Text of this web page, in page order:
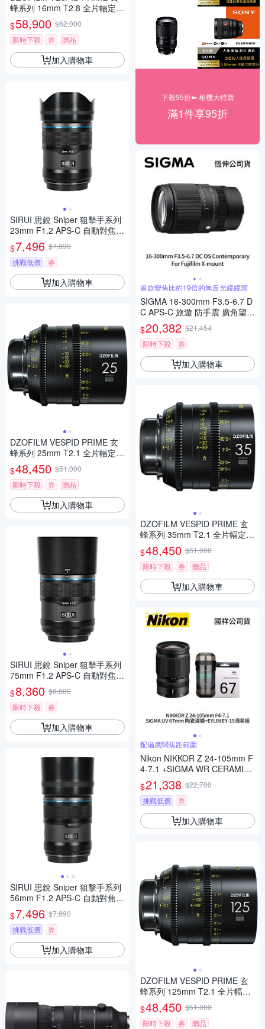
蜂系列 16mm T2.8 全片幅定焦
專業電影鏡頭 PL-MOUNT
$58,900 $62,000
限時下殺
券 贈品
加入購物車
SIRUI 思銳 Sniper 狙擊手系列
23mm F1.2 APS-C 自動對焦鏡
頭 佛提普拉斯公司貨兩年保固
$7,496 $7,890
挑戰低價
券
加入購物車
DZOFILM VESPID PRIME 玄
蜂系列 25mm T2.1 全片幅定焦
專業電影鏡頭 PL-MOUNT
$48,450 $51,000
限時下殺
券 贈品
加入購物車
SIRUI 思銳 Sniper 狙擊手系列
75mm F1.2 APS-C 自動對焦鏡
頭 佛提普拉斯公司貨兩年保固
$8,360 $8,800
限時下殺
券
加入購物車
SIRUI 思銳 Sniper 狙擊手系列
56mm F1.2 APS-C 自動對焦鏡
頭 佛提普拉斯公司貨兩年保固
$7,496 $7,890
挑戰低價
券
加入購物車
下殺95折⬅︎ 相機大特賣
滿1件享95折
首款變焦比約19倍的無反光鏡鏡頭
SIGMA 16-300mm F3.5-6.7 D
C APS-C 旅遊 防手震 廣角望遠
鏡頭 For Fujifilm X-mount (公
司貨)
$20,382 $21,454
限時下殺
券
加入購物車
DZOFILM VESPID PRIME 玄
蜂系列 35mm T2.1 全片幅定焦
專業電影鏡頭 PL-MOUNT
$48,450 $51,000
限時下殺
券 贈品
加入購物車
配備廣闊焦距範圍
Nikon NIKKOR Z 24-105mm F
4-7.1 +SIGMA WR CERAMIC
UV 67mm 陶瓷濾鏡 + EYLIN E
Y-15 清潔組 (公司貨)
$21,338 $22,700
挑戰低價
券
加入購物車
DZOFILM VESPID PRIME 玄
蜂系列 125mm T2.1 全片幅定
焦專業電影鏡頭 PL-MOUNT
$48,450 $51,000
限時下殺
券 贈品